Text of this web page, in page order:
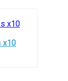
x10